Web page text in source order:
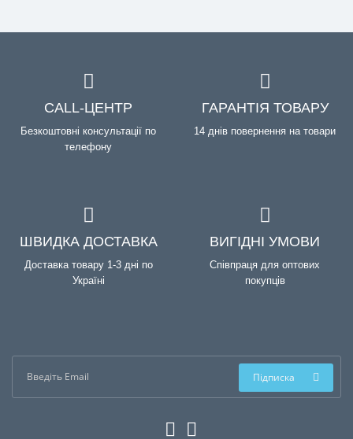
CALL-ЦЕНТР
Безкоштовні консультації по
телефону
ГАРАНТІЯ ТОВАРУ
14 днів повернення на товари
ШВИДКА ДОСТАВКА
Доставка товару 1-3 дні по
Україні
ВИГІДНІ УМОВИ
Співпраця для оптових
покупців
Підписка